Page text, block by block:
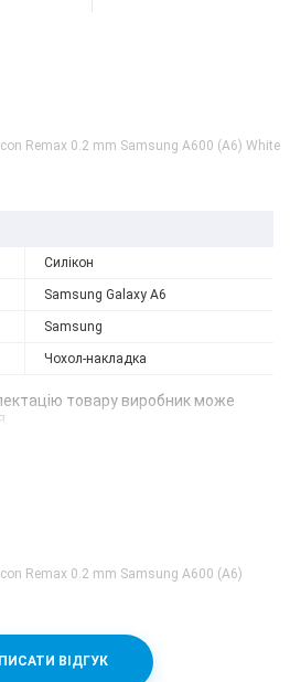
Remax 0.2 mm Samsung A600 (A6) White
Силікон
Samsung Galaxy A6
Samsung
Чохол-накладка
товару виробник може
Remax 0.2 mm Samsung A600 (A6)
ВІДГУК